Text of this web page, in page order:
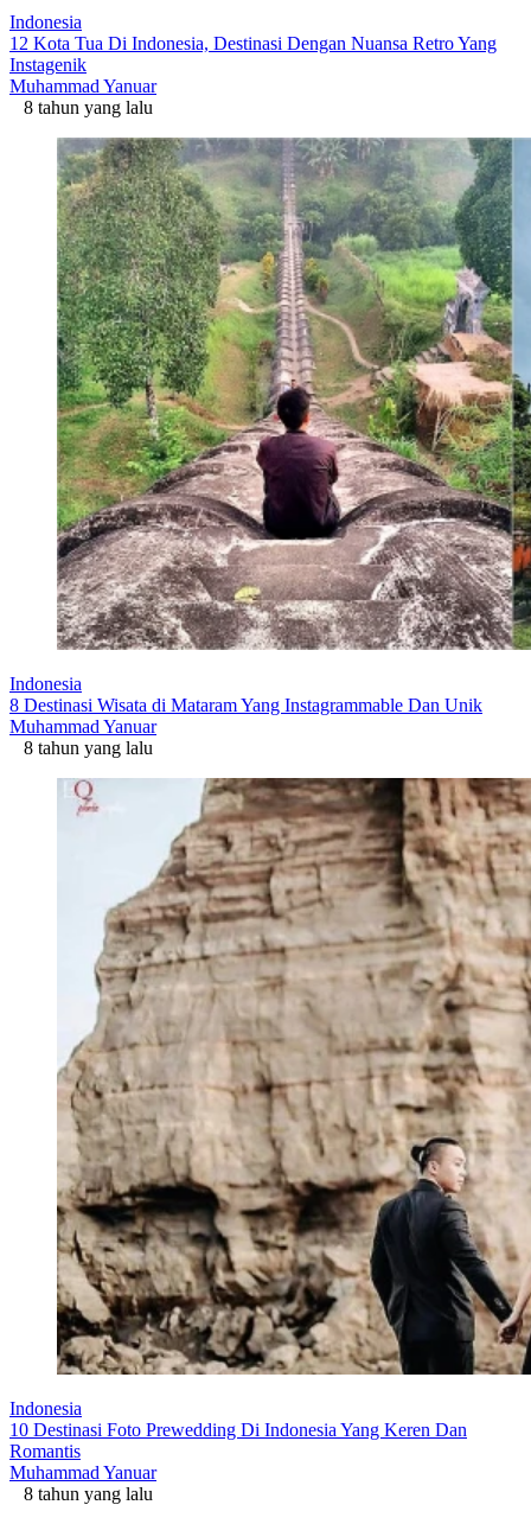
Indonesia
12 Kota Tua Di Indonesia, Destinasi Dengan Nuansa Retro Yang
Instagenik
Muhammad Yanuar
8 tahun yang lalu
Indonesia
8 Destinasi Wisata di Mataram Yang Instagrammable Dan Unik
Muhammad Yanuar
8 tahun yang lalu
Indonesia
10 Destinasi Foto Prewedding Di Indonesia Yang Keren Dan
Romantis
Muhammad Yanuar
8 tahun yang lalu